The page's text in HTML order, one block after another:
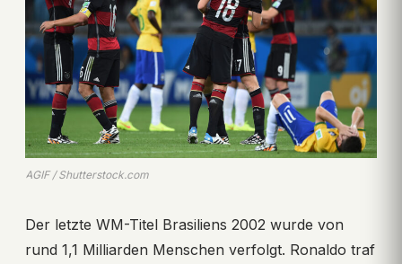
AGIF / Shutterstock.com
Der letzte WM-Titel Brasiliens 2002 wurde von
rund 1,1 Milliarden Menschen verfolgt. Ronaldo traf